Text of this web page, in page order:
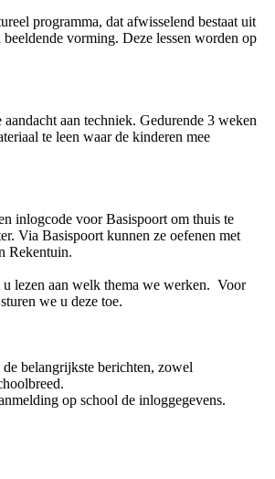
programma, dat afwisselend bestaat uit
beeldende vorming. Deze lessen worden op
aandacht aan techniek. Gedurende 3 weken
te leen waar de kinderen mee
inlogcode voor Basispoort om thuis te
Via Basispoort kunnen ze oefenen met
Rekentuin.
lezen aan welk thema we werken. Voor
we u deze toe.
belangrijkste berichten, zowel
op school de inloggegevens.